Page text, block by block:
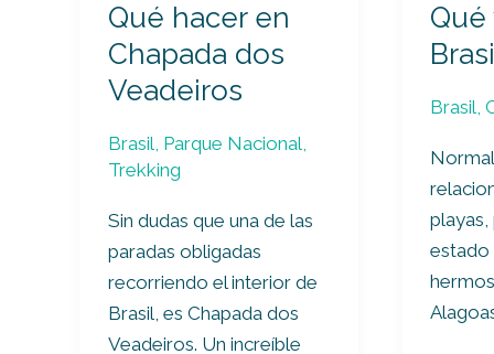
Qué hacer en
Chapada dos
Veadeiros
Brasil, Parque Nacional,
Trekking
Sin dudas que una de las
paradas obligadas
recorriendo el interior de
Brasil, es Chapada dos
Veadeiros. Un increíble
Qué
Brasil ,
estado